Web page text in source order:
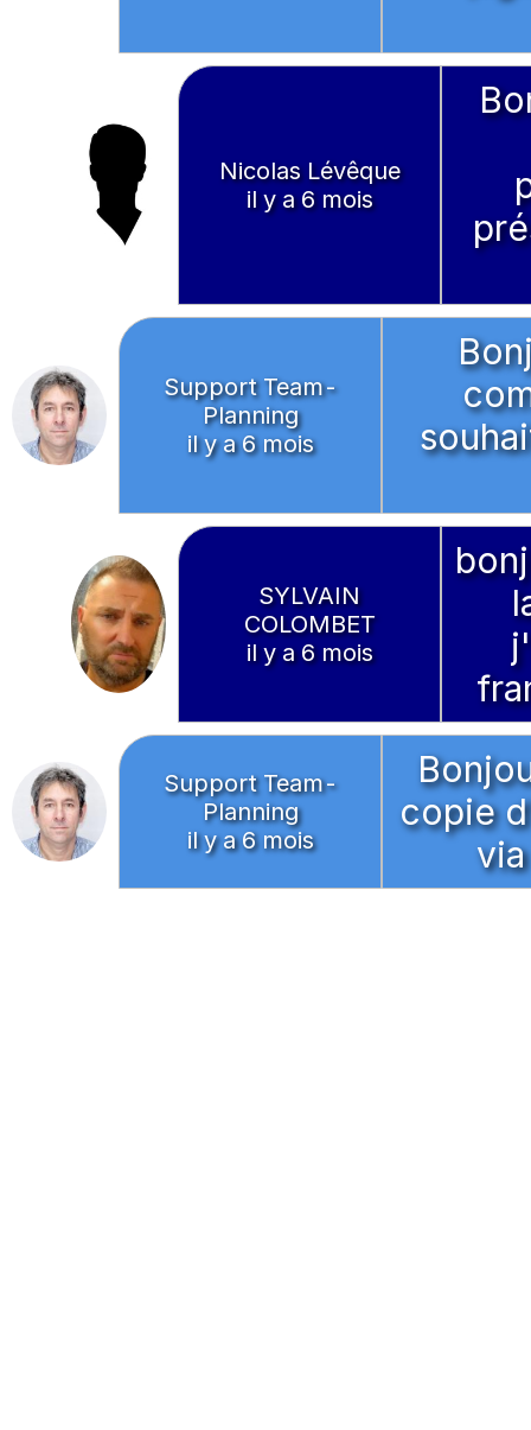
Nicolas Lévêque
il y a 6 mois
Support Team-
Planning
il y a 6 mois
SYLVAIN
COLOMBET
il y a 6 mois
Support Team-
Planning
il y a 6 mois
copie